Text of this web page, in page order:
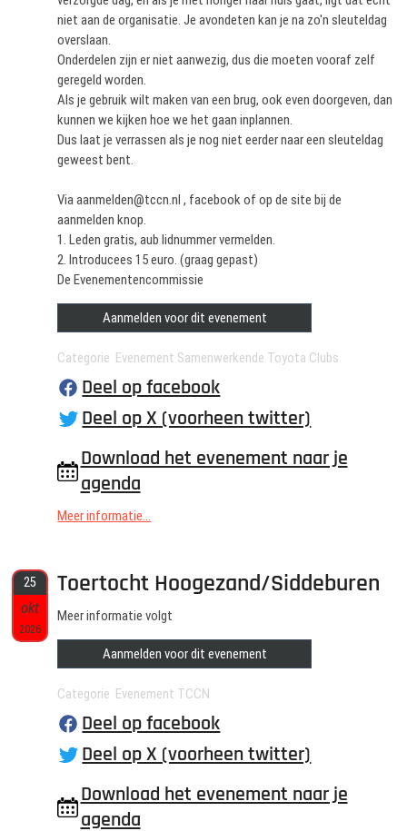
niet aan de organisatie. Je avondeten kan je na zo'n sleuteldag
overslaan.
Onderdelen zijn er niet aanwezig, dus die moeten vooraf zelf
geregeld worden.
Als je gebruik wilt maken van een brug, ook even doorgeven, dan
kunnen we kijken hoe we het gaan inplannen.
Dus laat je verrassen als je nog niet eerder naar een sleuteldag
geweest bent.
Via aanmelden@tccn.nl , facebook of op de site bij de
aanmelden knop.
1. Leden gratis, aub lidnummer vermelden.
2. Introducees 15 euro. (graag gepast)
De Evenementencommissie
Aanmelden voor dit evenement
Categorie Evenement Samenwerkende Toyota Clubs
Deel op facebook
Deel op X (voorheen twitter)
Download het evenement naar je
agenda
Meer informatie...
25
okt
2026
Toertocht Hoogezand/Siddeburen
Meer informatie volgt
Aanmelden voor dit evenement
Categorie Evenement TCCN
Deel op facebook
Deel op X (voorheen twitter)
Download het evenement naar je
agenda